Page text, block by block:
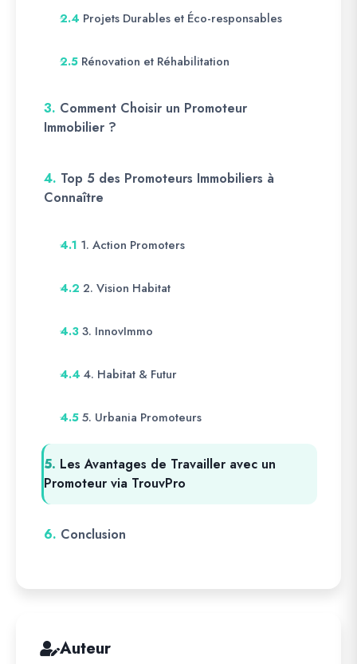
2.4 Projets Durables et Éco-responsables
2.5 Rénovation et Réhabilitation
3. Comment Choisir un Promoteur
Immobilier ?
4. Top 5 des Promoteurs Immobiliers à
Connaître
4.1 1. Action Promoters
4.2 2. Vision Habitat
4.3 3. InnovImmo
4.4 4. Habitat & Futur
4.5 5. Urbania Promoteurs
5. Les Avantages de Travailler avec un
Promoteur via TrouvPro
6. Conclusion
Auteur